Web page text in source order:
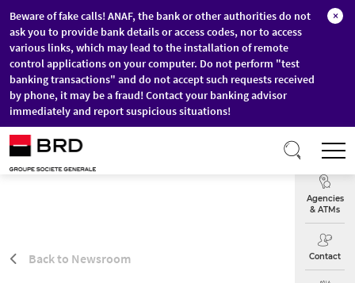
Skip to main content
Beware of fake calls! ANAF, the bank or other authorities do not
ask you to provide bank details or access codes, nor to access
various links, which may lead to the installation of remote
control applications on your computer. Do not perform "test
banking transactions" and do not accept such requests received
by phone, it may be a fraud! Contact your banking advisor
immediately and report suspicious situations!
×
Exchange
Agencies
& ATMs
Contact
Back to Newsroom